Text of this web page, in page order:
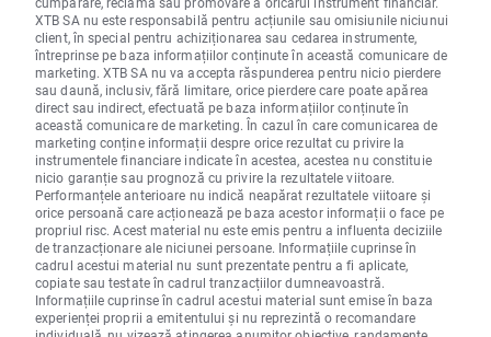
XTB SA nu este responsabilă pentru acțiunile sau omisiunile niciunui
client, în special pentru achiziționarea sau cedarea instrumente,
întreprinse pe baza informațiilor conținute în această comunicare de
marketing. XTB SA nu va accepta răspunderea pentru nicio pierdere
sau daună, inclusiv, fără limitare, orice pierdere care poate apărea
direct sau indirect, efectuată pe baza informațiilor conținute în
această comunicare de marketing. În cazul în care comunicarea de
marketing conține informații despre orice rezultat cu privire la
instrumentele financiare indicate în acestea, acestea nu constituie
nicio garanție sau prognoză cu privire la rezultatele viitoare.
Performanțele anterioare nu indică neapărat rezultatele viitoare și
orice persoană care acționează pe baza acestor informații o face pe
propriul risc. Acest material nu este emis pentru a influenta deciziile
de tranzacționare ale niciunei persoane. Informațiile cuprinse în
cadrul acestui material nu sunt prezentate pentru a fi aplicate,
copiate sau testate în cadrul tranzacțiilor dumneavoastră.
Informațiile cuprinse în cadrul acestui material sunt emise în baza
experienței proprii a emitentului și nu reprezintă o recomandare